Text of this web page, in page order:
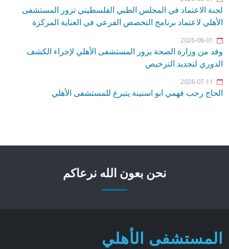
لجنة الاعتماد في المجلس الطبي الفلسطيني تزور المستشفى
الأهلي لاعتماد برنامج التخصص الفرعي في العناية المركزة
وفد من وزارة الصحة يزور المستشفى الأهلي لإجراء الكشف
الدوري لتجديد الترخيص
الحاج رجب فهمي ابو اسنينة يتبرع للمستشفى الأهلي
نحن بعون الله نرعاكم
المستشفى الأهلي